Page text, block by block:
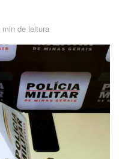
de leitura